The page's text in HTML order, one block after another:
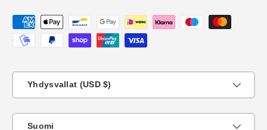
Maksutavat
Yhdysvallat (USD $)
Suomi